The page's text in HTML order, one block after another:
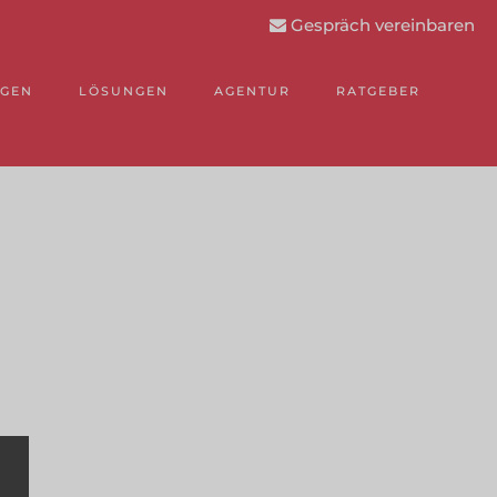
LÖSUNGEN AGENTUR RATGEBER
Gespräch vereinbaren